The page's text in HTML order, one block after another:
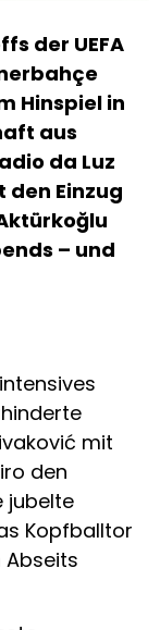
der UEFA
Hinspiel in
aus
da Luz
den Einzug
– und
mit
den
jubelte
Kopfballtor
Abseits